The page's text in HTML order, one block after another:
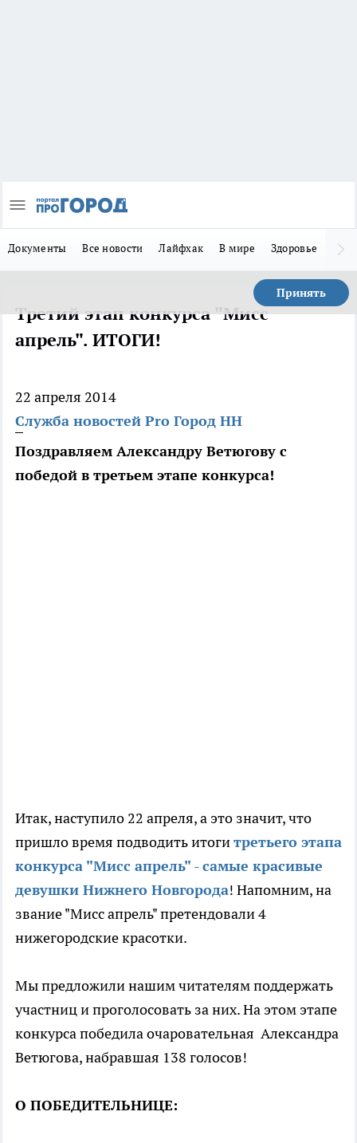
Документы Все новости Лайфхак В мире Здоровье
Принять
Третий этап конкурса "Мисс
апрель". ИТОГИ!
22 апреля 2014
Служба новостей Pro Город НН
Поздравляем Александру Ветюгову с
победой в третьем этапе конкурса!
Итак, наступило 22 апреля, а это значит, что
пришло время подводить итогитретьего этапа
конкурса "Мисс апрель" - самые красивые
девушки Нижнего Новгорода! Напомним, на
звание "Мисс апрель" претендовали 4
нижегородские красотки.
Мы предложили нашим читателям поддержать
участниц и проголосовать за них. На этом этапе
конкурса победила очаровательная Александра
Ветюгова, набравшая 138 голосов!
О ПОБЕДИТЕЛЬНИЦЕ: